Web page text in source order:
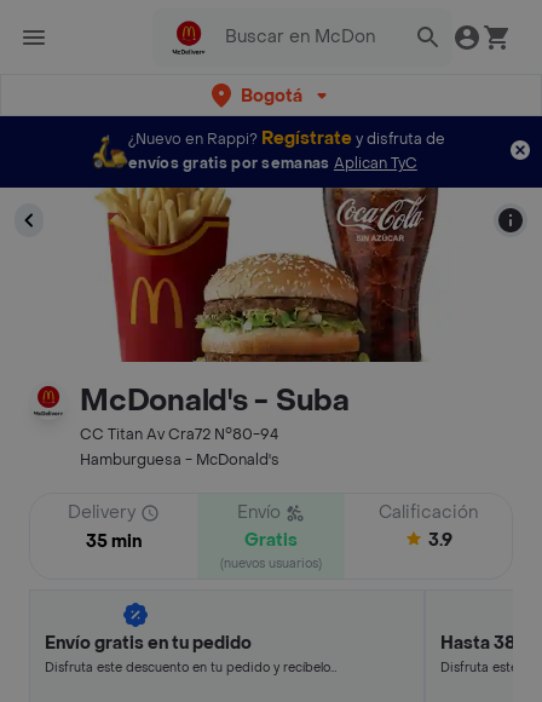
Bogotá
¿Nuevo en Rappi? Regístratey disfruta de
envíos gratis por semanas Aplican TyC
McDonald's - Suba
CC Titan Av Cra72 N°80-94
Hamburguesa - McDonald's
Delivery
35 min
Envío
Gratis
(nuevos usuarios)
Calificación
3.9
Envío gratis en tu pedido
Disfruta este descuento en tu pedido y recíbelo
Hasta 38%
Disfruta este